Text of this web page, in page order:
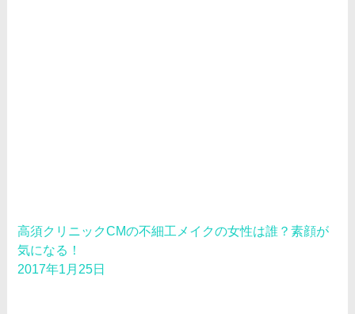
高須クリニックCMの不細工メイクの女性は誰？素顔が
気になる！
2017年1月25日